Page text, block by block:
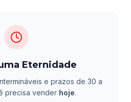
Eternidade
e prazos de 30 a
precisa vender hoje.